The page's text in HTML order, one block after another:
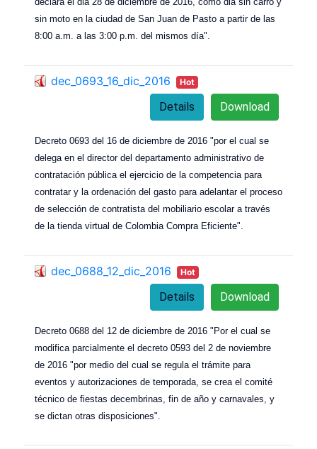
sin moto en la ciudad de San Juan de Pasto a partir de las
8:00 a.m. a las 3:00 p.m. del mismos día".
dec_0693_16_dic_2016 Hot
Download
Details
Decreto 0693 del 16 de diciembre de 2016 "por el cual se
delega en el director del departamento administrativo de
contratación pública el ejercicio de la competencia para
contratar y la ordenación del gasto para adelantar el proceso
de selección de contratista del mobiliario escolar a través
de la tienda virtual de Colombia Compra Eficiente".
dec_0688_12_dic_2016 Hot
Download
Details
Decreto 0688 del 12 de diciembre de 2016 "Por el cual se
modifica parcialmente el decreto 0593 del 2 de noviembre
de 2016 "por medio del cual se regula el trámite para
eventos y autorizaciones de temporada, se crea el comité
técnico de fiestas decembrinas, fin de año y carnavales, y
se dictan otras disposiciones".